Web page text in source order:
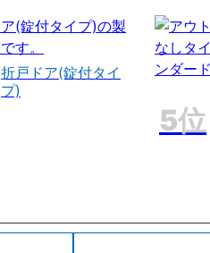
折戸ドア(錠付タイ
プ)